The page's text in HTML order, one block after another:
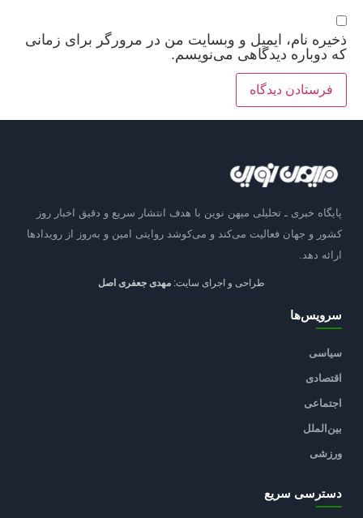
ذخیره نام، ایمیل و وبسایت من در مرورگر برای زمانی
که دوباره دیدگاهی می‌نویسم.
پایگاه خبری ـ تحلیلی میهن نوین با هدف انتشار سریع و دقیق اخبار روز
کشور و جهان فعالیت می‌کند و می‌کوشد روایتی امین و به‌روز از رویدادها
ارائه دهد.
طراحی و اجرای سایت: مهدی جعفری اصل
سرویس‌ها
سیاسی
اقتصادی
اجتماعی
بین‌الملل
ورزشی
دسترسی سریع